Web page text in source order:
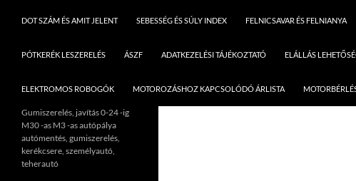
DOT SZÁM ÉS AMIT JELENT SEBESSÉG ÉS SÚLY INDEX FELNICSAVAR ÉS FELNIANYA
PÓTKERÉK LESZERELÉS ÁSZF ADATKEZELÉSI TÁJÉKOZTATÓ ELÁLLÁS
ELEKTROMOS ROBOGÓK MOTOROZÁSHOZ KAPCSOLÓDÓ ÁRLISTA
Gumiszerelés, javítás 0-24 -ig
M30 -as M3 -as autópálya
autómentés, gumiszerelés,
kerékcsere, személyautó,
teherautó